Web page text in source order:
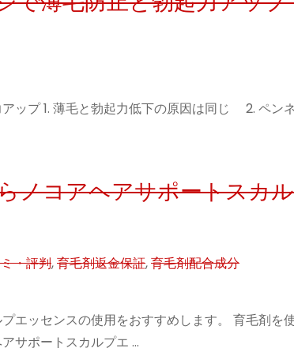
ップ 1. 薄毛と勃起力低下の原因は同じ 2. ペン
ノコアヘアサポートスカ
・評判,育毛剤返金保証,育毛剤配合成分
エッセンスの使用をおすすめします。 育毛剤を
サポートスカルプエ …